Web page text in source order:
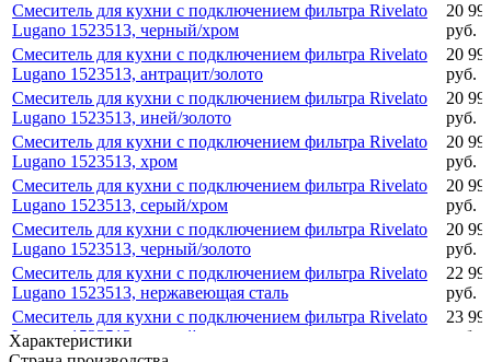
Смеситель для кухни с подключением фильтра Rivelato
Lugano 1523513, черный/хром
20
руб.
Смеситель для кухни с подключением фильтра Rivelato
Lugano 1523513, антрацит/золото
20
руб.
Смеситель для кухни с подключением фильтра Rivelato
Lugano 1523513, иней/золото
20
руб.
Смеситель для кухни с подключением фильтра Rivelato
Lugano 1523513, хром
20
руб.
Смеситель для кухни с подключением фильтра Rivelato
Lugano 1523513, серый/хром
20
руб.
Смеситель для кухни с подключением фильтра Rivelato
Lugano 1523513, черный/золото
20
руб.
Смеситель для кухни с подключением фильтра Rivelato
Lugano 1523513, нержавеющая сталь
22
руб.
Смеситель для кухни с подключением фильтра Rivelato
Lugano 1523513, черный
23
руб.
Характеристики